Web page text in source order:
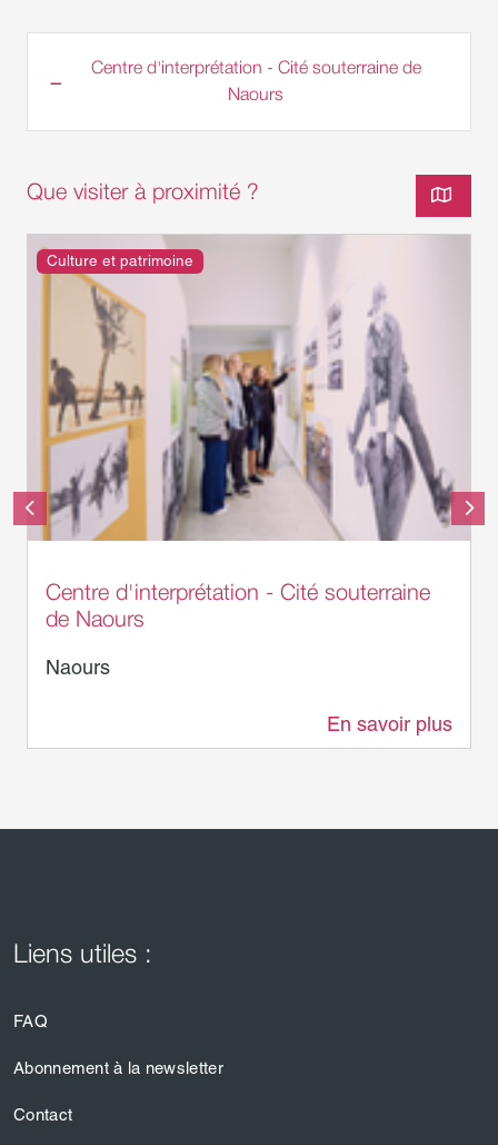
Centre d'interprétation - Cité souterraine de
Naours
Que visiter à proximité ?
Culture et patrimoine
Centre d'interprétation - Cité souterraine
de Naours
Naours
En savoir plus
Liens utiles :
FAQ
Abonnement à la newsletter
Contact